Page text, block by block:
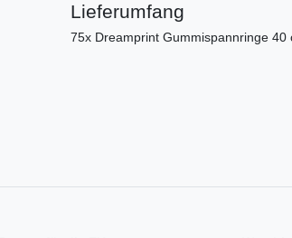
Lieferumfang
75x Dreamprint Gummispannringe